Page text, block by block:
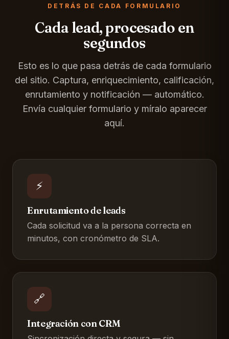
DETRÁS DE CADA FORMULARIO
Cada lead, procesado en
segundos
Esto es lo que pasa detrás de cada formulario
del sitio. Captura, enriquecimiento, calificación,
enrutamiento y notificación — automático.
Envía cualquier formulario y míralo aparecer
aquí.
⚡
Enrutamiento de leads
Cada solicitud va a la persona correcta en
minutos, con cronómetro de SLA.
🔗
Integración con CRM